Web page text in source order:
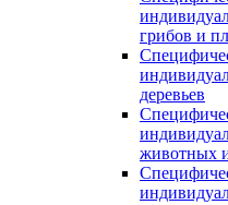
грибов и
деревьев
животных